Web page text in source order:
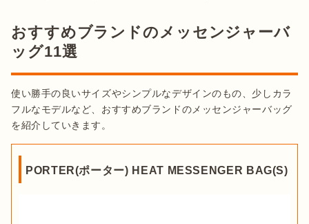
おすすめブランドのメッセンジャーバ
ッグ11選
使い勝手の良いサイズやシンプルなデザインのもの、少しカラ
フルなモデルなど、おすすめブランドのメッセンジャーバッグ
を紹介していきます。
PORTER(ポーター) HEAT MESSENGER BAG(S)